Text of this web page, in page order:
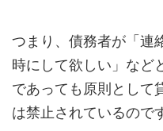
つまり、債務者が「
時にして欲しい」など
であっても原則として
は禁止されているので